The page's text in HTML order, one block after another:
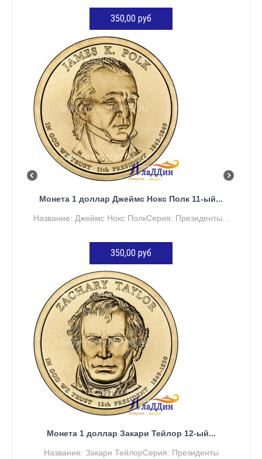
350,00 руб
ДОБАВИТЬ В КОРЗИНУ
Монета 1 доллар Джеймс Нокс Полк 11-ый...
Название: Джеймс Нокс ПолкСерия: Президенты...
350,00 руб
ДОБАВИТЬ В КОРЗИНУ
Монета 1 доллар Закари Тейлор 12-ый...
Название: Закари ТейлорСерия: Президенты